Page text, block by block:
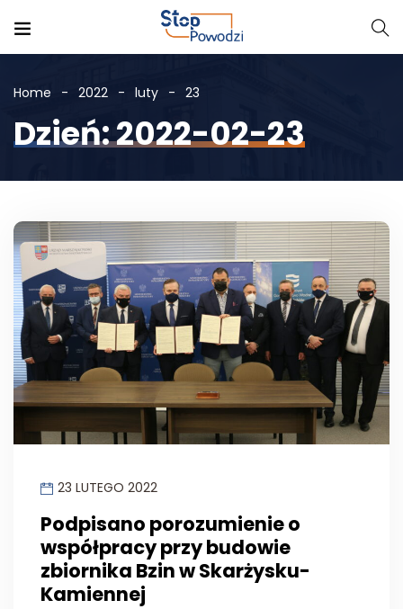
Home 2022 luty 23
Dzień: 2022-02-23
23 LUTEGO 2022
Podpisano porozumienie o
współpracy przy budowie
zbiornika Bzin w Skarżysku-
Kamiennej